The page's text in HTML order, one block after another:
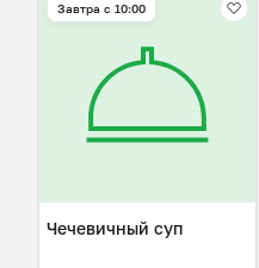
Завтра c 10:00
Чечевичный суп